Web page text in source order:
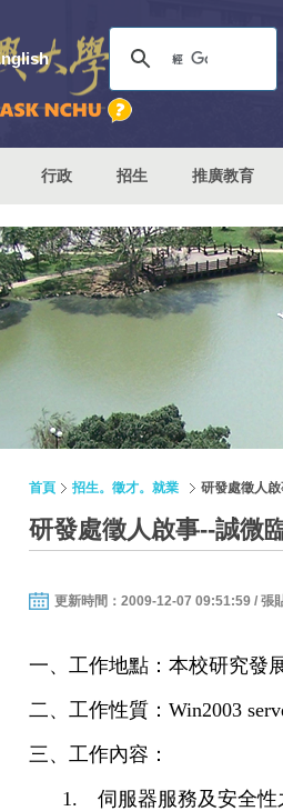
行政 招生 推廣教育
首頁 招生。徵才。就業 研發處徵人
研發處徵人啟事--誠微
更新時間：2009-12-07 09:51:59 / 張
一、工作地點：本校研究發
二、工作性質： Win2003
三、工作內容：
1.
伺服器服務及安全性